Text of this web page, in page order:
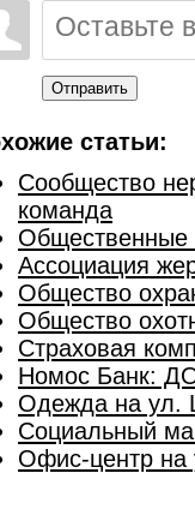
Отправить
статьи:
Сообщество
команда
Общественные
Ассоциация
Общество
Общество
Страховая
Номос Банк:
Одежда на ул.
Социальный
Офис-центр на